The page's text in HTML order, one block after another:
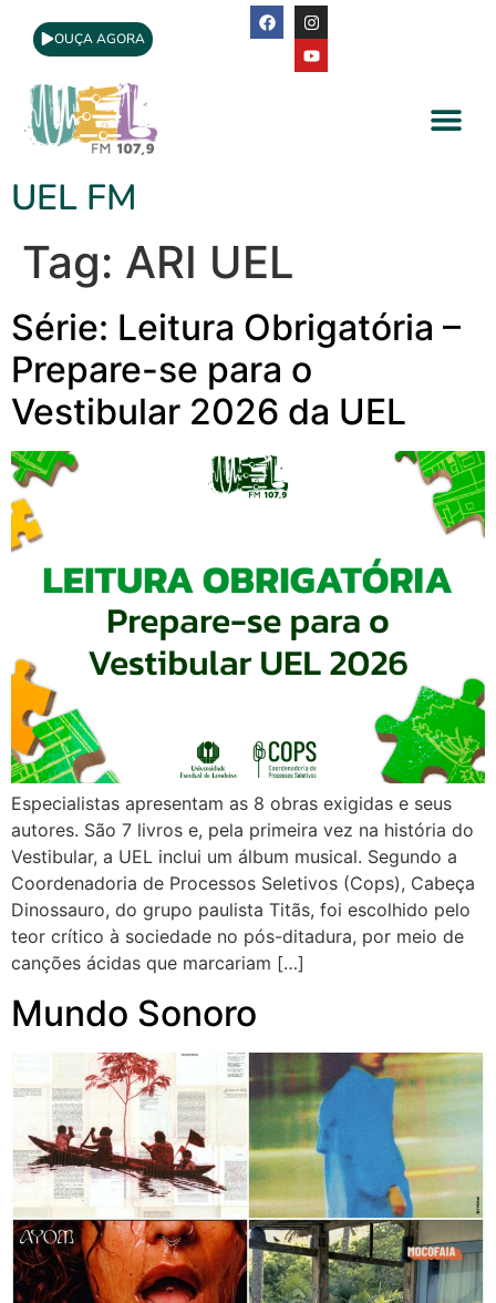
OUÇA AGORA
UEL FM
Tag: ARI UEL
Série: Leitura Obrigatória –
Prepare-se para o
Vestibular 2026 da UEL
Especialistas apresentam as 8 obras exigidas e seus
autores. São 7 livros e, pela primeira vez na história do
Vestibular, a UEL inclui um álbum musical. Segundo a
Coordenadoria de Processos Seletivos (Cops), Cabeça
Dinossauro, do grupo paulista Titãs, foi escolhido pelo
teor crítico à sociedade no pós-ditadura, por meio de
canções ácidas que marcariam […]
Mundo Sonoro